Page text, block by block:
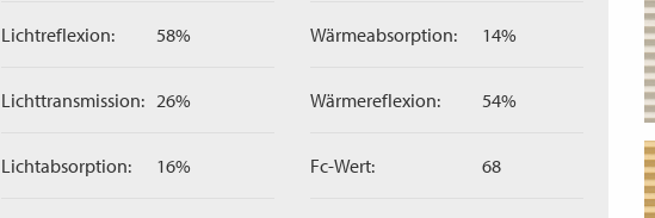
Lichtreflexion: 58%
Lichttransmission: 26%
Lichtabsorption: 16%
Wärmeabsorption: 14%
Wärmereflexion: 54%
Fc-Wert: 68